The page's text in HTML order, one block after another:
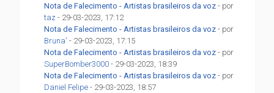
Nota de Falecimento - Artistas brasileiros da voz - por
taz - 29-03-2023, 17:12
Nota de Falecimento - Artistas brasileiros da voz - por
Bruna' - 29-03-2023, 17:15
Nota de Falecimento - Artistas brasileiros da voz - por
SuperBomber3000 - 29-03-2023, 18:39
Nota de Falecimento - Artistas brasileiros da voz - por
Daniel Felipe - 29-03-2023, 18:57